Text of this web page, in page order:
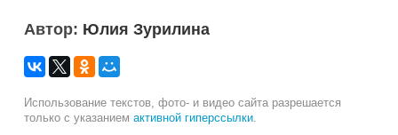
Автор: Юлия Зурилина
Использование текстов, фото- и видео сайта разрешается
только с указанием активной гиперссылки.